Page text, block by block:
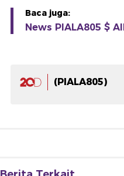
Baca juga:
News PIALA805 $
(PIALA805)